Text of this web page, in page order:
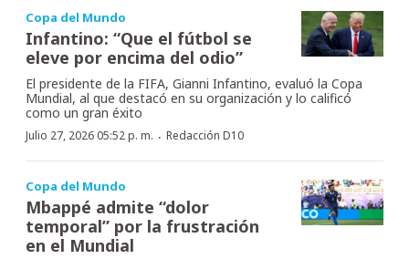
Copa del Mundo
Infantino: “Que el fútbol se
eleve por encima del odio”
El presidente de la FIFA, Gianni Infantino, evaluó la Copa
Mundial, al que destacó en su organización y lo calificó
como un gran éxito
Julio 27, 2026 05:52 p. m. · Redacción D10
Copa del Mundo
Mbappé admite “dolor
temporal” por la frustración
en el Mundial